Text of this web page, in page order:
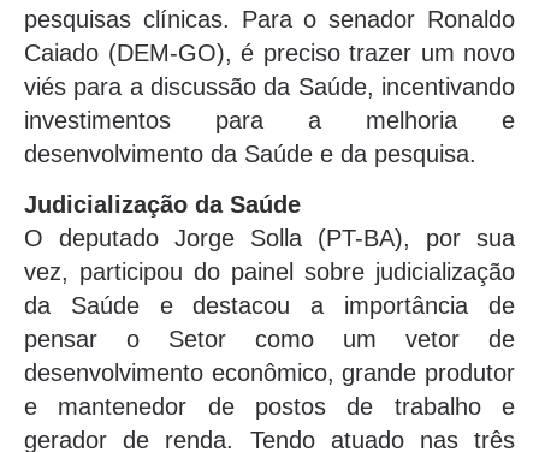
pesquisas clínicas. Para o senador Ronaldo
Caiado (DEM-GO), é preciso trazer um novo
viés para a discussão da Saúde, incentivando
investimentos para a melhoria e
desenvolvimento da Saúde e da pesquisa.
Judicialização da Saúde
O deputado Jorge Solla (PT-BA), por sua
vez, participou do painel sobre judicialização
da Saúde e destacou a importância de
pensar o Setor como um vetor de
desenvolvimento econômico, grande produtor
e mantenedor de postos de trabalho e
gerador de renda. Tendo atuado nas três